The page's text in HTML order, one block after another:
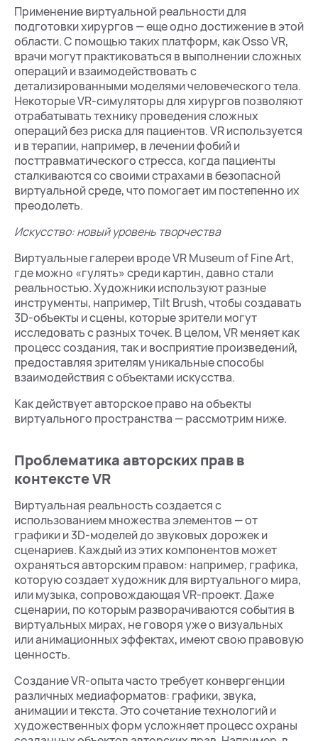
Применение виртуальной реальности для
подготовки хирургов — еще одно достижение в этой
области. С помощью таких платформ, как Osso VR,
врачи могут практиковаться в выполнении сложных
операций и взаимодействовать с
детализированными моделями человеческого тела.
Некоторые VR-симуляторы для хирургов позволяют
отрабатывать технику проведения сложных
операций без риска для пациентов. VR используется
и в терапии, например, в лечении фобий и
посттравматического стресса, когда пациенты
сталкиваются со своими страхами в безопасной
виртуальной среде, что помогает им постепенно их
преодолеть.
Искусство: новый уровень творчества
Виртуальные галереи вроде VR Museum of Fine Art,
где можно «гулять» среди картин, давно стали
реальностью. Художники используют разные
инструменты, например, Tilt Brush, чтобы создавать
3D-объекты и сцены, которые зрители могут
исследовать с разных точек. В целом, VR меняет как
процесс создания, так и восприятие произведений,
предоставляя зрителям уникальные способы
взаимодействия с объектами искусства.
Как действует авторское право на объекты
виртуального пространства — рассмотрим ниже.
Проблематика авторских прав в
контексте VR
Виртуальная реальность создается с
использованием множества элементов — от
графики и 3D-моделей до звуковых дорожек и
сценариев. Каждый из этих компонентов может
охраняться авторским правом: например, графика,
которую создает художник для виртуального мира,
или музыка, сопровождающая VR-проект. Даже
сценарии, по которым разворачиваются события в
виртуальных мирах, не говоря уже о визуальных
или анимационных эффектах, имеют свою правовую
ценность.
Создание VR-опыта часто требует конвергенции
различных медиаформатов: графики, звука,
анимации и текста. Это сочетание технологий и
художественных форм усложняет процесс охраны